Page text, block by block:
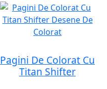
Pagini De Colorat Cu
Titan Shifter